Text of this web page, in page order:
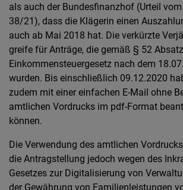
als auch der Bundesfinanzhof (Urteil
38/21), dass die Klägerin einen
auch ab Mai 2018 hat. Die verkürzte
greife für Anträge, die gemäß § 52
Einkommensteuergesetz nach dem
wurden. Bis einschließlich 09.12.2020
zudem mit einer einfachen E-Mail ohne
amtlichen Vordrucks im pdf-Format
können.
Die Verwendung des amtlichen
die Antragstellung jedoch wegen des
Gesetzes zur Digitalisierung von
der Gewährung von Familienleistungen